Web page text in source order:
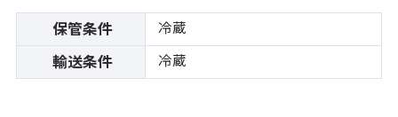
保管条件 冷蔵
輸送条件 冷蔵